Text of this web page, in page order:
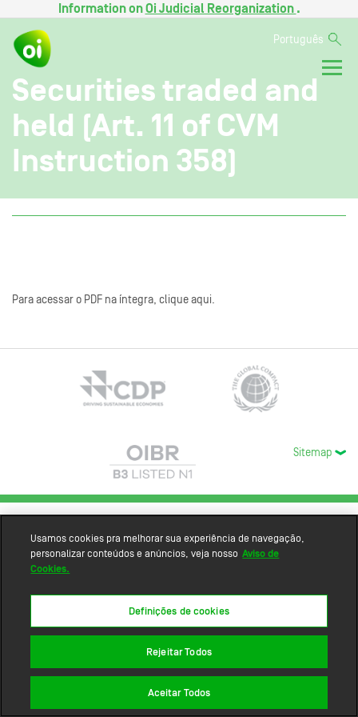
Information onOi Judicial Reorganization .
Português
Securities traded and
held (Art. 11 of CVM
Instruction 358)
Para acessar o PDF na íntegra, clique aqui.
Sitemap
Usamos cookies pra melhorar sua experiência de navegação,
personalizar conteúdos e anúncios, veja nosso Aviso de
Cookies.
Definições de cookies
Rejeitar Todos
Aceitar Todos